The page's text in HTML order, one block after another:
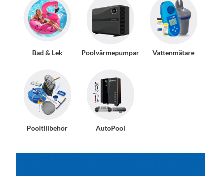
Bad & Lek Poolvärmepumpar Vattenmätare
Pooltillbehör AutoPool